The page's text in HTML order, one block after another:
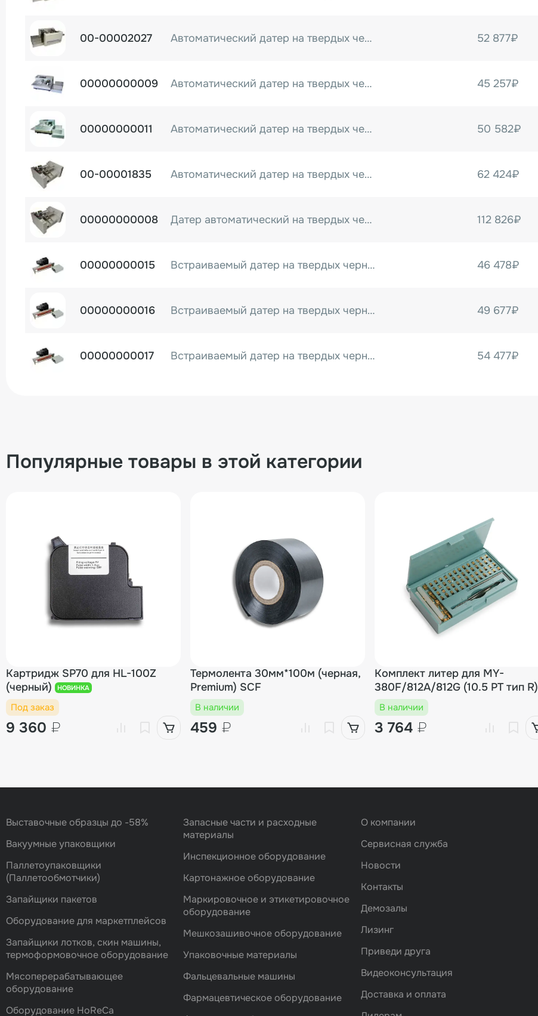
00-00002027 Автоматический датер на твердых чернилах (штамповка) MY-300A (нерж.) (Выставочный образец) 52 877₽
00000000009 Автоматический датер на твердых чернилах MY-380F 45 257₽
00000000011 Автоматический датер на твердых чернилах MY-380F/W 50 582₽
00-00001835 Автоматический датер на твердых чернилах (штамповка) MY-420A (нерж.) (Выставочный образец) 62 424₽
00000000008 Датер автоматический на твердых чернилах MY-420A 112 826₽
00000000015 Встраиваемый датер на твердых чернилах MY-812A 46 478₽
00000000016 Встраиваемый датер на твердых чернилах MY-812A (500) 49 677₽
00000000017 Встраиваемый датер на твердых чернилах MY-812A (600) 54 477₽
50 215₽
00000000021 55 998₽
00-00001339
Популярные товары в этой категории
Картридж SP70 для HL-100Z
(черный)
НОВИНКА
Под заказ
9 360 ₽
Термолента 30мм*100м (черная,
Premium) SCF
В наличии
459 ₽
Комплект литер для MY-
380F/812A/812G (10.5 PT тип R)
В наличии
3 764 ₽
Выставочные образцы до -58%
Вакуумные упаковщики
Паллетоупаковщики
(Паллетообмотчики)
Запайщики пакетов
Оборудование для маркетплейсов
Запайщики лотков, скин машины,
термоформовочное оборудование
Мясоперерабатывающее
оборудование
Оборудование HoReCa
Запасные части и расходные
материалы
Инспекционное оборудование
Картонажное оборудование
Маркировочное и этикетировочное
оборудование
Мешкозашивочное оборудование
Упаковочные материалы
Фальцевальные машины
Фармацевтическое оборудование
О компании
Сервисная служба
Новости
Контакты
Демозалы
Лизинг
Приведи друга
Видеоконсультация
Доставка и оплата